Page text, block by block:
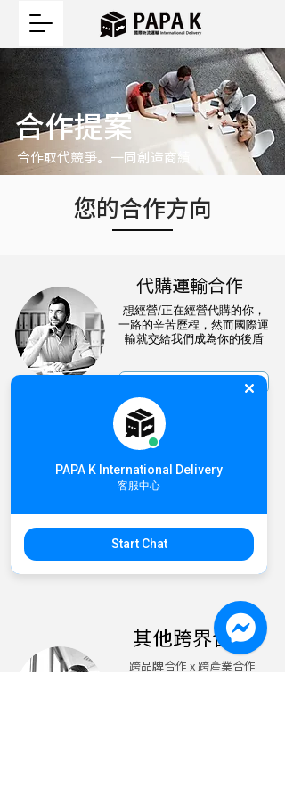
​合作提案
合作取代競爭。一同創造商績
​您的合作方向
代購運輸合作
​想經營/正在經營代購的你，
一路的辛苦歷程，然而國際運
輸就交給我們成為你的後盾
企業運輸合作
​從樣品運輸到包裹運輸甚至
是貨櫃運輸，無論是世界各
​其他跨界合作
跨品牌合作 x 跨產業合作
PAPA K International Delivery
客服中心
Start Chat